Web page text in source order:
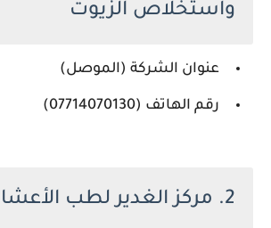
واستخلاص الزيوت
عنوان الشركة (الموصل)
رقم الهاتف (07714070130)
2. مركز الغدير لطب الأعشاب